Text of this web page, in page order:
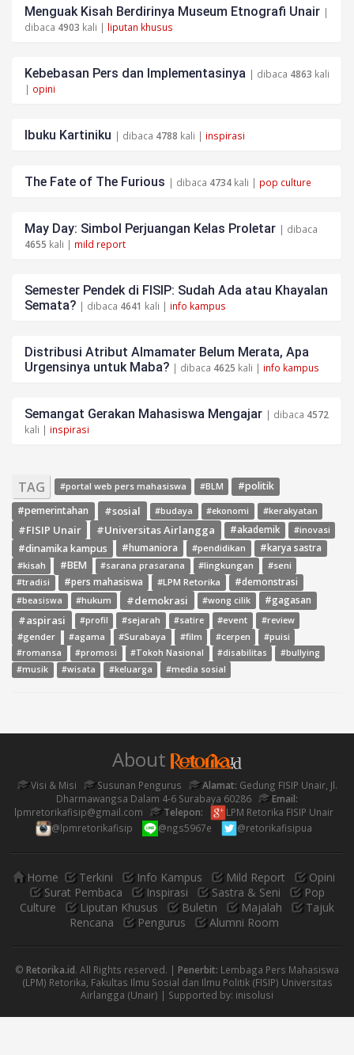
Menguak Kisah Berdirinya Museum Etnografi Unair |
dibaca 4903 kali | liputan khusus
Kebebasan Pers dan Implementasinya | dibaca 4863 kali
| opini
Ibuku Kartiniku | dibaca 4788 kali | inspirasi
The Fate of The Furious | dibaca 4734 kali | pop culture
May Day: Simbol Perjuangan Kelas Proletar | dibaca
4655 kali | mild report
Semester Pendek di FISIP: Sudah Ada atau Khayalan
Semata? | dibaca 4641 kali | info kampus
Distribusi Atribut Almamater Belum Merata, Apa
Urgensinya untuk Maba? | dibaca 4625 kali | info kampus
Semangat Gerakan Mahasiswa Mengajar | dibaca 4572
kali | inspirasi
TAG #portal web pers mahasiswa #BLM
#politik
#pemerintahan
#sosial #budaya #ekonomi #kerakyatan
#FISIP Unair #Universitas Airlangga #akademik #inovasi
#dinamika kampus #humaniora #pendidikan
#karya sastra
#kisah
#BEM #sarana prasarana #lingkungan #seni
#tradisi #pers mahasiswa #LPM Retorika #demonstrasi
#beasiswa #hukum #demokrasi #wong cilik #gagasan
#aspirasi #profil #sejarah #satire #event
#review
#gender
#agama #Surabaya #film #cerpen
#puisi
#romansa
#promosi #Tokoh Nasional #disabilitas
#bullying
#musik
#wisata #keluarga #media sosial
About
Visi & Misi Susunan Pengurus Alamat: Gedung FISIP Unair, Jl.
Dharmawangsa Dalam 4-6 Surabaya 60286
Email:
lpmretorikafisip@gmail.com
Telepon:
LPM Retorika FISIP Unair
@lpmretorikafisip
@ngs5967e @retorikafisipua
Home Terkini Info Kampus Mild Report
Opini
Surat Pembaca
Inspirasi Sastra & Seni
Pop
Culture
Liputan Khusus Buletin Majalah
Tajuk
Rencana
Pengurus Alumni Room
© Retorika.id. All Rights reserved. | Penerbit: Lembaga Pers Mahasiswa
(LPM) Retorika, Fakultas Ilmu Sosial dan Ilmu Politik (FISIP) Universitas
Airlangga (Unair) | Supported by: inisolusi